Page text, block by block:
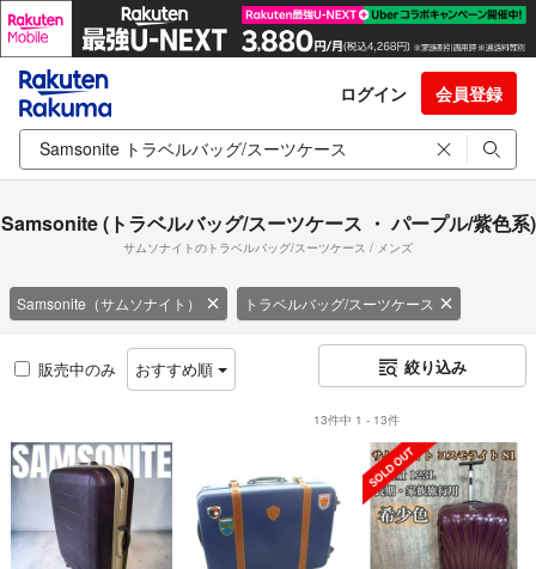
ログイン 会員登録
Samsonite (トラベルバッグ/スーツケース ・ パープル/紫色系)
サムソナイトのトラベルバッグ/スーツケース / メンズ
Samsonite（サムソナイト） トラベルバッグ/スーツケース
販売中のみ おすすめ順 絞り込み
13件中 1 - 13件